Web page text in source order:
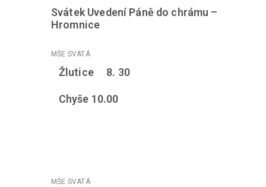
Svátek Uvedení Páně do chrámu –
Hromnice
Žlutice 8. 30
Chyše 10.00